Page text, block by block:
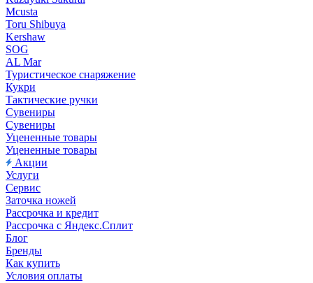
Mcusta
Toru Shibuya
Kershaw
SOG
AL Mar
Туристическое снаряжение
Кукри
Тактические ручки
Сувениры
Сувениры
Уцененные товары
Уцененные товары
Акции
Услуги
Сервис
Заточка ножей
Рассрочка и кредит
Рассрочка с Яндекс.Сплит
Блог
Бренды
Как купить
Условия оплаты